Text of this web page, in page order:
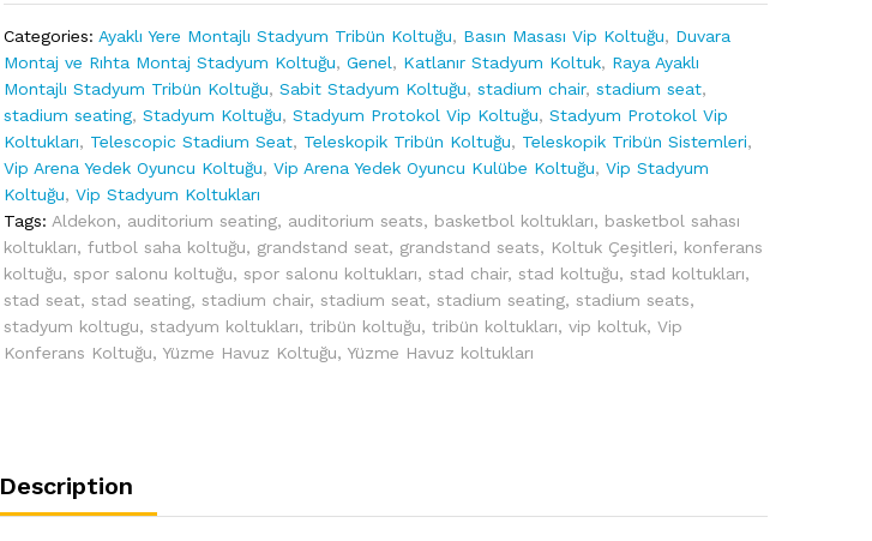
Categories: Ayaklı Yere Montajlı Stadyum Tribün Koltuğu, Basın Masası Vip Koltuğu, Duvara
Montaj ve Rıhta Montaj Stadyum Koltuğu,Genel, Katlanır Stadyum Koltuk, Raya Ayaklı
Montajlı Stadyum Tribün Koltuğu,Sabit Stadyum Koltuğu,stadium chair,stadium seat,
stadium seating,Stadyum Koltuğu,Stadyum Protokol Vip Koltuğu,Stadyum Protokol Vip
Koltukları, Telescopic Stadium Seat, Teleskopik Tribün Koltuğu, Teleskopik Tribün Sistemleri,
Vip Arena Yedek Oyuncu Koltuğu,Vip Arena Yedek Oyuncu Kulübe Koltuğu,Vip Stadyum
Koltuğu,Vip Stadyum Koltukları
Tags: Aldekon, auditorium seating, auditorium seats, basketbol koltukları, basketbol sahası
koltukları,futbol saha koltuğu, grandstand seat, grandstand seats, Koltuk Çeşitleri, konferans
koltuğu,spor salonu koltuğu,spor salonu koltukları,stad chair,stad koltuğu,stad koltukları,
stad seat,stad seating,stadium chair,stadium seat,stadium seating,stadium seats,
stadyum koltugu,stadyum koltukları,tribün koltuğu,tribün koltukları,vip koltuk,Vip
Konferans Koltuğu, Yüzme Havuz Koltuğu, Yüzme Havuz koltukları
Description